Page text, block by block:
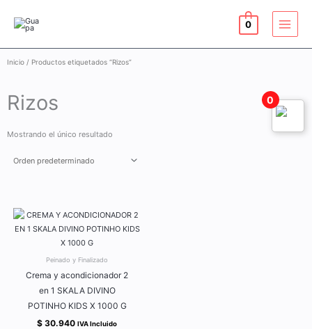
contenido
0
Inicio / Productos etiquetados “Rizos”
Rizos
Mostrando el único resultado
Peinado y Finalizado
Crema y acondicionador 2
en 1 SKALA DIVINO
POTINHO KIDS X 1000 G
$ 30.940 IVA Incluido
0